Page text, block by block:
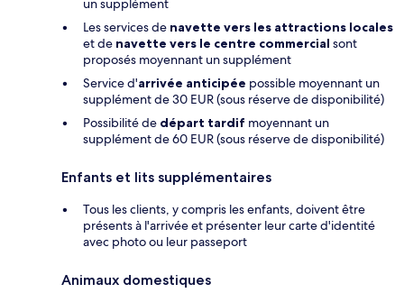
un supplément
Les services de navette vers les attractions locales
et de navette vers le centre commercial sont
proposés moyennant un supplément
Service d'arrivée anticipée possible moyennant un
supplément de 30 EUR (sous réserve de disponibilité)
Possibilité de départ tardif moyennant un
supplément de 60 EUR (sous réserve de disponibilité)
Enfants et lits supplémentaires
Tous les clients, y compris les enfants, doivent être
présents à l'arrivée et présenter leur carte d'identité
avec photo ou leur passeport
Animaux domestiques